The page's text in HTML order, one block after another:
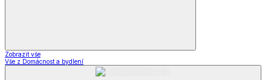
Zobrazit vše
Vše z Domácnost a bydlení